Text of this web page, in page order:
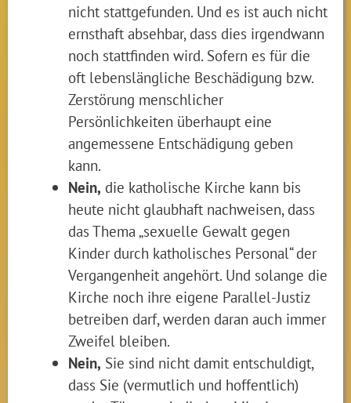
nicht stattgefunden. Und es ist auch nicht
ernsthaft absehbar, dass dies irgendwann
noch stattfinden wird. Sofern es für die
oft lebenslängliche Beschädigung bzw.
Zerstörung menschlicher
Persönlichkeiten überhaupt eine
angemessene Entschädigung geben
kann.
Nein, die katholische Kirche kann bis
heute nicht glaubhaft nachweisen, dass
das Thema „sexuelle Gewalt gegen
Kinder durch katholisches Personal“ der
Vergangenheit angehört. Und solange die
Kirche noch ihre eigene Parallel-Justiz
betreiben darf, werden daran auch immer
Zweifel bleiben.
Nein, Sie sind nicht damit entschuldigt,
dass Sie (vermutlich und hoffentlich)